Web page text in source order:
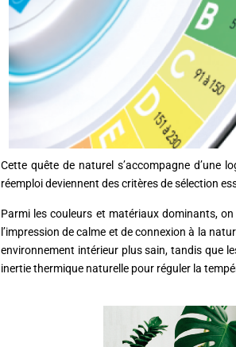
Cette quête de naturel s’accompagne d’une
réemploi deviennent des critères de sélection
Parmi les couleurs et matériaux dominants,
l’impression de calme et de connexion à la
environnement intérieur plus sain, tandis que
inertie thermique naturelle pour réguler la